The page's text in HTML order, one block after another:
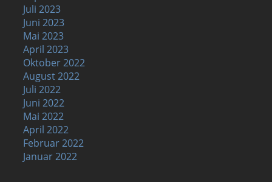
Juli 2023
Juni 2023
Mai 2023
April 2023
Oktober 2022
August 2022
Juli 2022
Juni 2022
Mai 2022
April 2022
Februar 2022
Januar 2022